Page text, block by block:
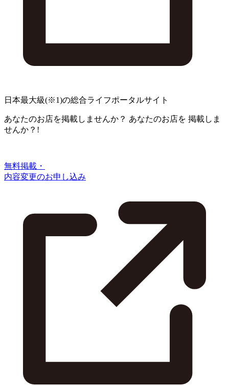
日本最大級(※1)の総合ライフポータルサイト
あなたのお店を掲載しませんか？ あなたのお店を 掲載しま
せんか？!
無料掲載・
内容変更のお申し込み